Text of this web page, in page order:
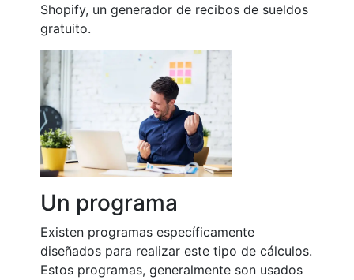
Shopify, un generador de recibos de sueldos
gratuito.
Un programa
Existen programas específicamente
diseñados para realizar este tipo de cálculos.
Estos programas, generalmente son usados